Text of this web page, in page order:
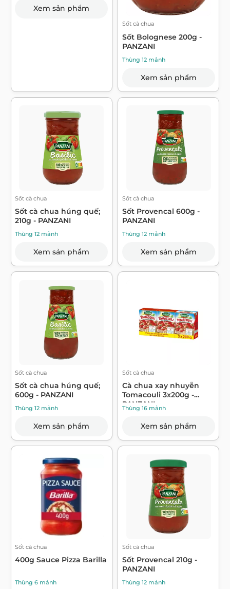
Xem sản phẩm
Sốt cà chua
Sốt Bolognese 200g -
PANZANI
Thùng 12 mảnh
Xem sản phẩm
Sốt cà chua
Sốt cà chua húng quế;
210g - PANZANI
Thùng 12 mảnh
Xem sản phẩm
Sốt cà chua
Sốt Provencal 600g -
PANZANI
Thùng 12 mảnh
Xem sản phẩm
Sốt cà chua
Sốt cà chua húng quế;
600g - PANZANI
Thùng 12 mảnh
Xem sản phẩm
Sốt cà chua
Cà chua xay nhuyễn
Tomacouli 3x200g -
PANZANI
Thùng 16 mảnh
Xem sản phẩm
Sốt cà chua
400g Sauce Pizza Barilla
Thùng 6 mảnh
Sốt cà chua
Sốt Provencal 210g -
PANZANI
Thùng 12 mảnh